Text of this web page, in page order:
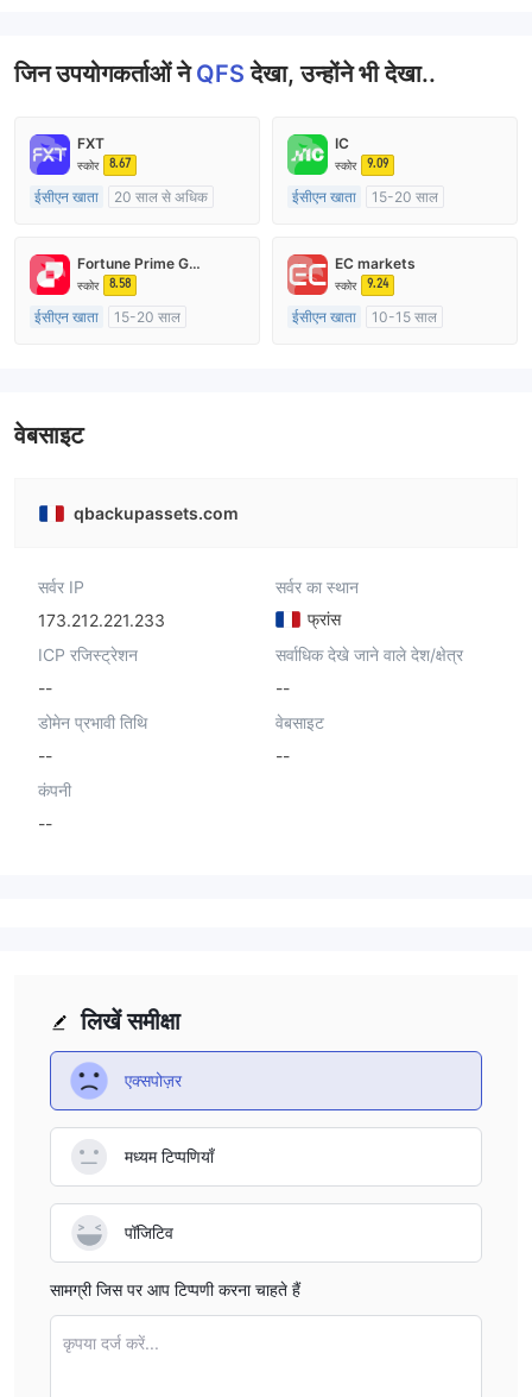
जिन उपयोगकर्ताओं नेQFSदेखा, उन्होंने भी देखा..
FXT
स्कोर 8.67
ईसीएन खाता
20 साल से अधिक
मार्केट मेकिंग (एमएम)
मुख्य-लेबल MT4
IC
स्कोर 9.09
ईसीएन खाता
15-20 साल
मार्केट मेकिंग (एमएम)
मुख्य-लेबल MT4
Fortune Prime Global
स्कोर 8.58
ईसीएन खाता
15-20 साल
EC markets
स्कोर 9.24
ईसीएन खाता
10-15 साल
वेबसाइट
qbackupassets.com
सर्वर IP
173.212.221.233
सर्वर का स्थान
फ्रांस
ICP रजिस्ट्रेशन
--
सर्वाधिक देखे जाने वाले देश/क्षेत्र
--
डोमेन प्रभावी तिथि
--
वेबसाइट
--
कंपनी
--
लिखें समीक्षा
एक्सपोज़र
मध्यम टिप्पणियाँ
पॉजिटिव
सामग्री जिस पर आप टिप्पणी करना चाहते हैं
कृपया दर्ज करें...